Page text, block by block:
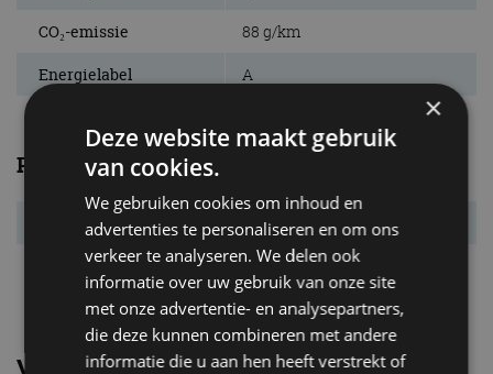
CO₂-emissie 88 g/km
Energielabel A
Prestaties
Acc. 0-100 km/u 11,4 s
Topsnelheid 182 km/u
Vergelijkbare uitvoeringen
×
Deze website maakt gebruik
van cookies.
We gebruiken cookies om inhoud en
advertenties te personaliseren en om ons
verkeer te analyseren. We delen ook
informatie over uw gebruik van onze site
met onze advertentie- en analysepartners,
die deze kunnen combineren met andere
informatie die u aan hen heeft verstrekt of